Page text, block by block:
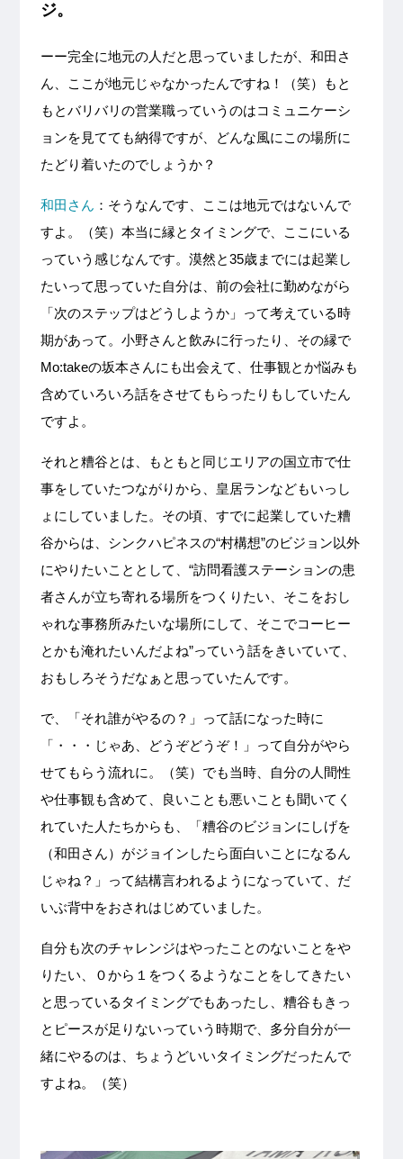
ジ。
ーー完全に地元の人だと思っていましたが、和田さ
ん、ここが地元じゃなかったんですね！（笑）もと
もとバリバリの営業職っていうのはコミュニケーシ
ョンを見てても納得ですが、どんな風にこの場所に
たどり着いたのでしょうか？
和田さん ：そうなんです、ここは地元ではないんで
すよ。（笑）本当に縁とタイミングで、ここにいる
っていう感じなんです。漠然と35歳までには起業し
たいって思っていた自分は、前の会社に勤めながら
「次のステップはどうしようか」って考えている時
期があって。小野さんと飲みに行ったり、その縁で
Mo:takeの坂本さんにも出会えて、仕事観とか悩みも
含めていろいろ話をさせてもらったりもしていたん
ですよ。
それと糟谷とは、もともと同じエリアの国立市で仕
事をしていたつながりから、皇居ランなどもいっし
ょにしていました。その頃、すでに起業していた糟
谷からは、シンクハピネスの“村構想”のビジョン以外
にやりたいこととして、“訪問看護ステーションの患
者さんが立ち寄れる場所をつくりたい、そこをおし
ゃれな事務所みたいな場所にして、そこでコーヒー
とかも淹れたいんだよね”っていう話をきいていて、
おもしろそうだなぁと思っていたんです。
で、「それ誰がやるの？」って話になった時に
「・・・じゃあ、どうぞどうぞ！」って自分がやら
せてもらう流れに。（笑）でも当時、自分の人間性
や仕事観も含めて、良いことも悪いことも聞いてく
れていた人たちからも、「糟谷のビジョンにしげを
（和田さん）がジョインしたら面白いことになるん
じゃね？」って結構言われるようになっていて、だ
いぶ背中をおされはじめていました。
自分も次のチャレンジはやったことのないことをや
りたい、０から１をつくるようなことをしてきたい
と思っているタイミングでもあったし、糟谷もきっ
とピースが足りないっていう時期で、多分自分が一
緒にやるのは、ちょうどいいタイミングだったんで
すよね。（笑）